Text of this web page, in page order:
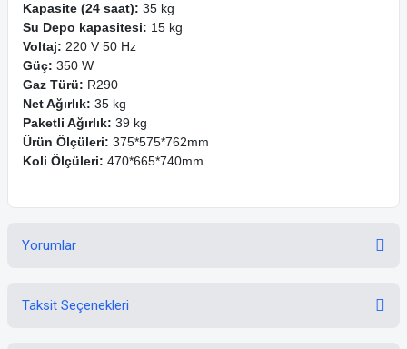
Kapasite (24 saat): 35 kg
Su Depo kapasitesi: 15 kg
Voltaj: 220 V 50 Hz
Güç: 350 W
Gaz Türü: R290
Net Ağırlık: 35 kg
Paketli Ağırlık: 39 kg
Ürün Ölçüleri: 375*575*762mm
Koli Ölçüleri: 470*665*740mm
Yorumlar
Taksit Seçenekleri